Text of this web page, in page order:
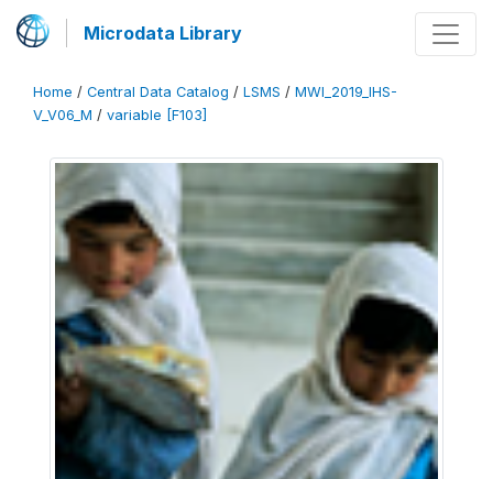
Microdata Library
Home / Central Data Catalog / LSMS / MWI_2019_IHS-
V_V06_M / variable [F103]